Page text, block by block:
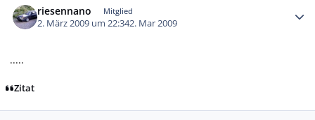
riesennano Mitglied
2. März 2009 um 22:342. Mar 2009
.....
Zitat